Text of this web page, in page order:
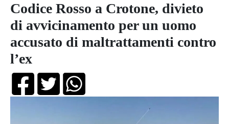
Codice Rosso a Crotone, divieto
di avvicinamento per un uomo
accusato di maltrattamenti contro
l’ex